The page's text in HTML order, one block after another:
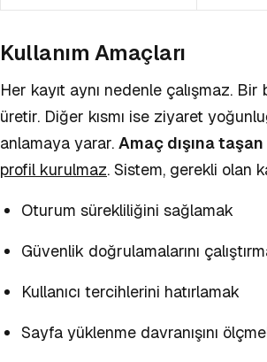
Kullanım Amaçları
Her kayıt aynı nedenle çalışmaz.
üretir. Diğer kısmı ise ziyaret
anlamaya yarar. Amaç dışına
profil kurulmaz. Sistem, gerekli olan
Oturum sürekliliğini sağlamak
Güvenlik doğrulamalarını
Kullanıcı tercihlerini hatırlamak
Sayfa yüklenme davranışını